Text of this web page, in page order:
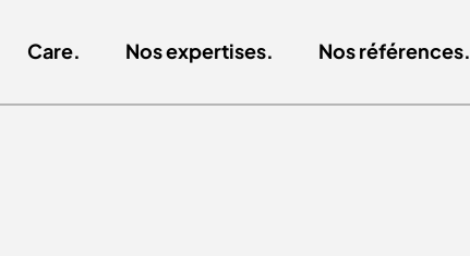
Care. Nos expertises. Nos références.